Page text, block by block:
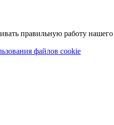
правильную работу нашего
файлов cookie